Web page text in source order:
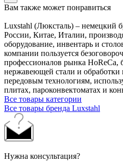
Вам также может понравиться
Luxstahl (Люксталь) – немецкий
России, Китае, Италии,
оборудование, инвентарь и
компании пользуется
профессионалов рынка HoReCa,
нержавеющей стали и
передовым технологиям,
плитах, пароконвектоматах и
Все товары категории
Все товары бренда Luxstahl
Нужна консультация?